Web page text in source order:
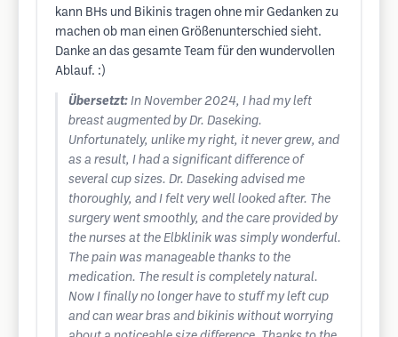
kann BHs und Bikinis tragen ohne mir Gedanken zu
machen ob man einen Größenunterschied sieht.
Danke an das gesamte Team für den wundervollen
Ablauf. :)
Übersetzt: In November 2024, I had my left
breast augmented by Dr. Daseking.
Unfortunately, unlike my right, it never grew, and
as a result, I had a significant difference of
several cup sizes. Dr. Daseking advised me
thoroughly, and I felt very well looked after. The
surgery went smoothly, and the care provided by
the nurses at the Elbklinik was simply wonderful.
The pain was manageable thanks to the
medication. The result is completely natural.
Now I finally no longer have to stuff my left cup
and can wear bras and bikinis without worrying